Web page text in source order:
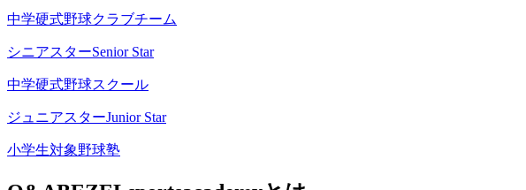
中学硬式野球クラブチーム
シニアスターSenior Star
中学硬式野球スクール
ジュニアスターJunior Star
小学生対象野球塾